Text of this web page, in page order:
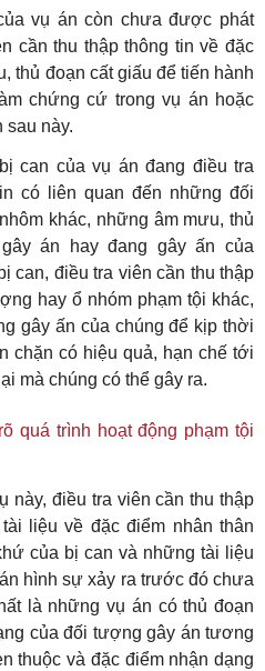
vụ án còn chưa được phát
cần thu thập thông tin về đặc
thủ đoạn cất giấu để tiến hành
chứng cứ trong vụ án hoặc
sau này.
can của vụ án đang điều tra
có liên quan đến những đối
khác, những âm mưu, thủ
án hay đang gây ấn của
can, điều tra viên cần thu thập
hay ổ nhóm phạm tội khác,
gây ấn của chúng để kịp thời
chặn có hiệu quả, hạn chế tới
mà chúng có thể gây ra.
quá trình hoạt động phạm tội
này, điều tra viên cần thu thập
liệu về đặc điểm nhân thân
của bị can và những tài liệu
hình sự xảy ra trước đó chưa
là những vụ án có thủ đoạn
của đối tượng gây án tương
thuộc và đặc điểm nhận dạng